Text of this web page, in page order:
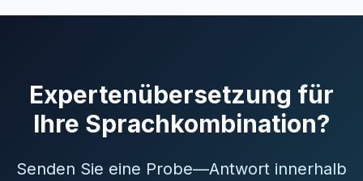
Expertenübersetzung für
Ihre Sprachkombination?
Senden Sie eine Probe—Antwort innerhalb